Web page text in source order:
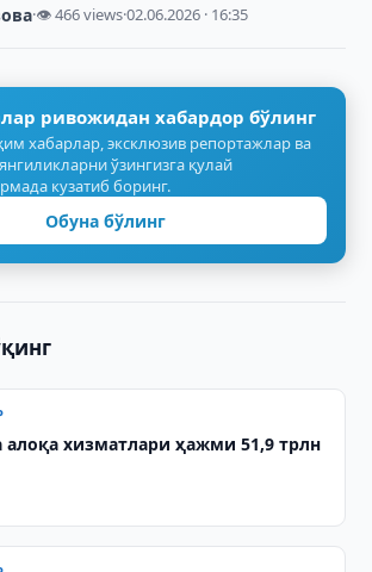
·👁 466 views·02.06.2026 · 16:35
ривожидан хабардор бўлинг
хабарлар, эксклюзив репортажлар ва
ўзингизга қулай
кузатиб боринг.
Обуна бўлинг
алоқа хизматлари ҳажми 51,9 трлн